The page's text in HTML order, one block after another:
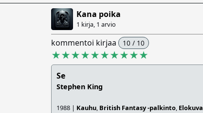
Kana poika
1 kirja, 1 arvio
kommentoi kirjaa 10 / 10
★★★★★★★★★★
Se
Stephen King
1988 | Kauhu, British Fantasy -palkinto, Elokuva